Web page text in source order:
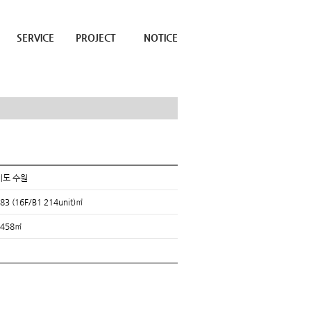
SERVICE PROJECT NOTICE
도 수원
(16F/B1 214unit)㎡
㎡